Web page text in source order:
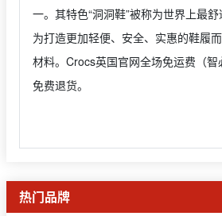
一。其特色“洞洞鞋”被称为世界上最
为打造更加轻便、安全、实惠的鞋履
材料。Crocs英国官网全场免运费（
免费退货。
热门品牌